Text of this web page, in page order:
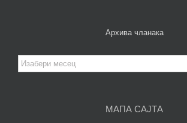
Архива чланака
Архива
чланака
МАПА САЈТА